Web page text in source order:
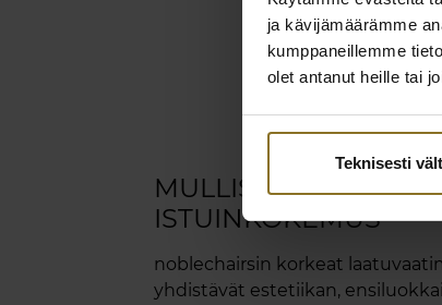
ja kävijämäärämme
kumppaneillemme
olet antanut heille tai
Teknisesti
MULLISTAVA
ISTUINKOKEMUS
noblechairsin korkeat
yhdistävät estetiikan,